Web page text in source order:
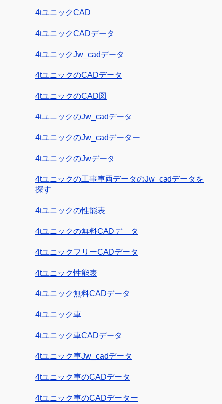
4tユニックCAD
4tユニックCADデータ
4tユニックJw_cadデータ
4tユニックのCADデータ
4tユニックのCAD図
4tユニックのJw_cadデータ
4tユニックのJw_cadデーター
4tユニックのJwデータ
4tユニックの工事車両データのJw_cadデータを
探す
4tユニックの性能表
4tユニックの無料CADデータ
4tユニックフリーCADデータ
4tユニック性能表
4tユニック無料CADデータ
4tユニック車
4tユニック車CADデータ
4tユニック車Jw_cadデータ
4tユニック車のCADデータ
4tユニック車のCADデーター